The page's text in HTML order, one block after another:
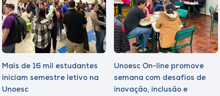
Mais de 16 mil estudantes
iniciam semestre letivo na
Unoesc
Unoesc On-line promove
semana com desafios de
inovação, inclusão e